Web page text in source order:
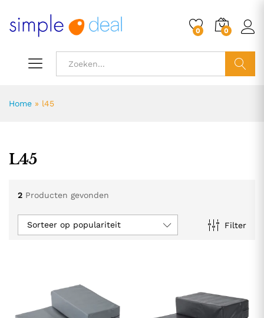
0 0
Home » l45
L45
2 Producten gevonden
Filter
Sorteer op populariteit